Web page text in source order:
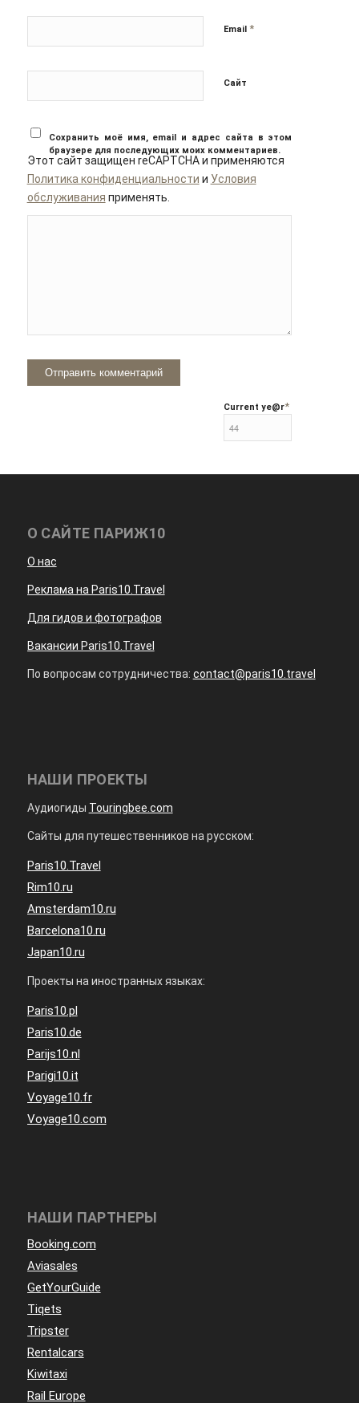
Email *
Сайт
Сохранить моё имя, email и адрес сайта в этом
браузере для последующих моих комментариев.
Этот сайт защищен reCAPTCHA и применяются
Политика конфиденциальности и Условия
обслуживания применять.
Current ye@r*
О САЙТЕ ПАРИЖ10
О нас
Реклама на Paris10.Travel
Для гидов и фотографов
Вакансии Paris10.Travel
По вопросам сотрудничества: contact@paris10.travel
НАШИ ПРОЕКТЫ
Аудиогиды Touringbee.com
Сайты для путешественников на русском:
Paris10.Travel
Rim10.ru
Amsterdam10.ru
Barcelona10.ru
Japan10.ru
Проекты на иностранных языках:
Paris10.pl
Paris10.de
Parijs10.nl
Parigi10.it
Voyage10.fr
Voyage10.com
НАШИ ПАРТНЕРЫ
Booking.com
Aviasales
GetYourGuide
Tiqets
Tripster
Rentalcars
Kiwitaxi
Rail Europe